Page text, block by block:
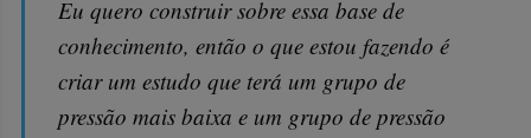
Eu quero construir sobre essa base de
conhecimento, então o que estou fazendo é
criar um estudo que terá um grupo de
pressão mais baixa e um grupo de pressão